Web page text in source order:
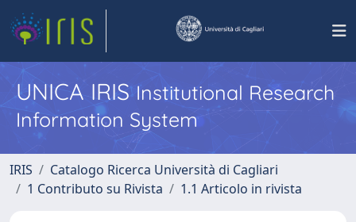
UNICA IRISInstitutional Research
Information System
IRIS
Catalogo Ricerca Università di Cagliari
1 Contributo su Rivista
1.1 Articolo in rivista